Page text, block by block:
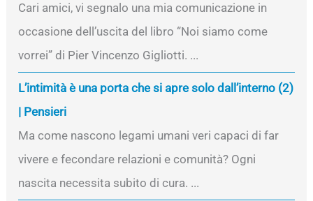
Cari amici, vi segnalo una mia comunicazione in
occasione dell’uscita del libro “Noi siamo come
vorrei” di Pier Vincenzo Gigliotti. ...
L’intimità è una porta che si apre solo dall’interno (2)
| Pensieri
Ma come nascono legami umani veri capaci di far
vivere e fecondare relazioni e comunità? Ogni
nascita necessita subito di cura. ...